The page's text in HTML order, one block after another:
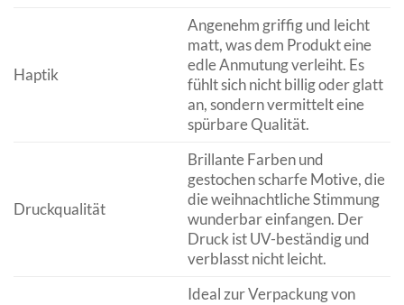
Haptik
Angenehm griffig und leicht
matt, was dem Produkt eine
edle Anmutung verleiht. Es
fühlt sich nicht billig oder glatt
an, sondern vermittelt eine
spürbare Qualität.
Druckqualität
Brillante Farben und
gestochen scharfe Motive, die
die weihnachtliche Stimmung
wunderbar einfangen. Der
Druck ist UV-beständig und
verblasst nicht leicht.
Ideal zur Verpackung von